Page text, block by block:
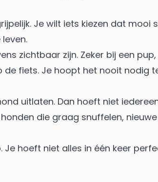
Je wilt iets kiezen dat
zichtbaar zijn. Zeker bij een
fiets. Je hoopt het nooit nodig
uitlaten. Dan hoeft niet
die graag snuffelen,
hoeft niet alles in één keer